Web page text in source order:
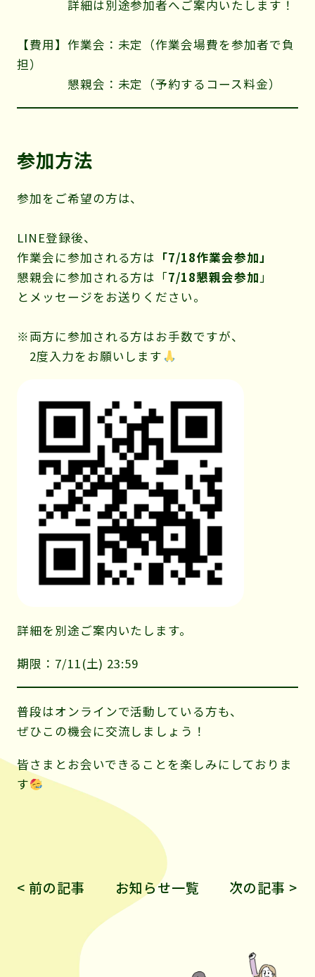
詳細は別途参加者へご案内いたします！
【費用】作業会：未定（作業会場費を参加者で負
担）
懇親会：未定（予約するコース料金）
参加方法
参加をご希望の方は、
LINE登録後、
作業会に参加される方は 「7/18作業会参加」
懇親会に参加される方は「7/18懇親会参加」
とメッセージをお送りください。
※両方に参加される方はお手数ですが、
2度入力をお願いします
詳細を別途ご案内いたします。
期限：7/11(土) 23:59
普段はオンラインで活動している方も、
ぜひこの機会に交流しましょう！
皆さまとお会いできることを楽しみにしておりま
す
< 前の記事 お知らせ一覧 次の記事 >